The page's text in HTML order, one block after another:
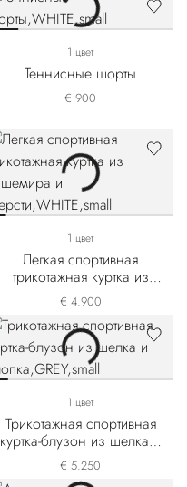
1 цвет
Теннисные шорты
€ 900
1 цвет
Легкая спортивная
трикотажная куртка из
кашемира и шерсти
€ 4.900
1 цвет
Трикотажная спортивная
куртка-блузон из шелка и
хлопка
€ 5.250